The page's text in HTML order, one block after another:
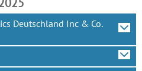
Deutschland Inc & Co.